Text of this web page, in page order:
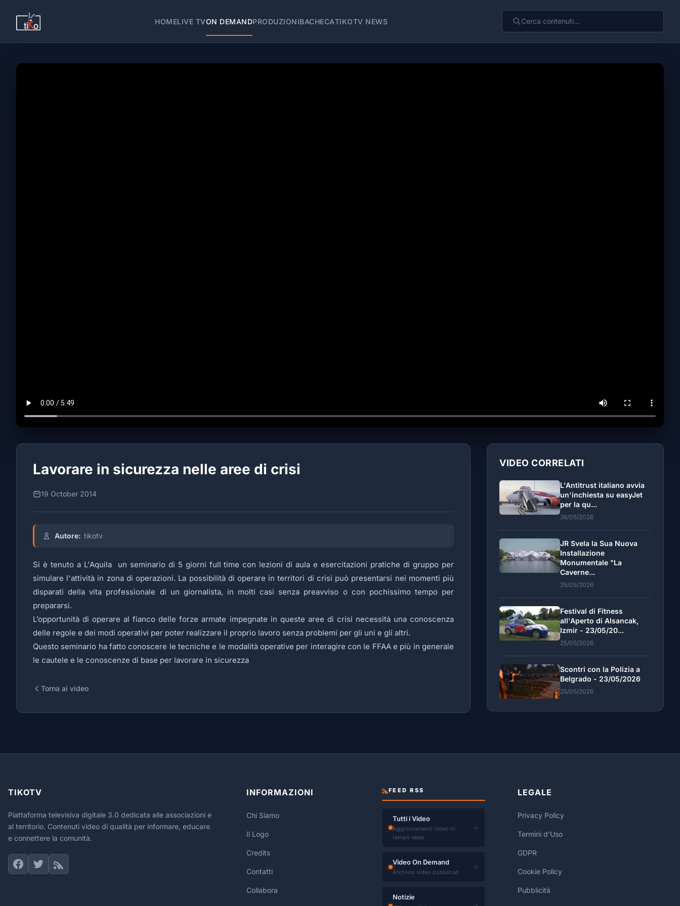
HOMELIVE TVON DEMANDPRODUZIONIBACHECATIKOTV NEWS
Lavorare in sicurezza nelle aree di crisi
19 October 2014
Autore: tikotv
Si è tenuto a L'Aquila un seminario di 5 giorni full time con lezioni di aula e esercitazioni pratiche di gruppo per
simulare l'attività in zona di operazioni. La possibilità di operare in territori di crisi può presentarsi nei momenti più
disparati della vita professionale di un giornalista, in molti casi senza preavviso o con pochissimo tempo per
prepararsi.
L’opportunità di operare al fianco delle forze armate impegnate in queste aree di crisi necessità una conoscenza
delle regole e dei modi operativi per poter realizzare il proprio lavoro senza problemi per gli uni e gli altri.
Questo seminario ha fatto conoscere le tecniche e le modalità operative per interagire con le FFAA e più in generale
le cautele e le conoscenze di base per lavorare in sicurezza
Torna ai video
VIDEO CORRELATI
L'Antitrust italiano avvia
un'inchiesta su easyJet
per la qu...
26/05/2026
JR Svela la Sua Nuova
Installazione
Monumentale "La
Caverne...
25/05/2026
Festival di Fitness
all'Aperto di Alsancak,
Izmir - 23/05/20...
25/05/2026
Scontri con la Polizia a
Belgrado - 23/05/2026
25/05/2026
TIKOTV
Piattaforma televisiva digitale 3.0 dedicata alle associazioni e
al territorio. Contenuti video di qualità per informare, educare
e connettere la comunità.
INFORMAZIONI
Chi Siamo
Il Logo
Credits
Contatti
Collabora
FEED RSS
Tutti i Video
Aggiornamenti video in
tempo reale
→
Video On Demand
Archivio video pubblicati
→
Notizie
LEGALE
Privacy Policy
Termini d'Uso
GDPR
Cookie Policy
Pubblicità